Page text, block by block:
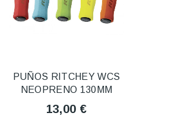
PUÑOS RITCHEY WCS
NEOPRENO 130MM
13,00 €